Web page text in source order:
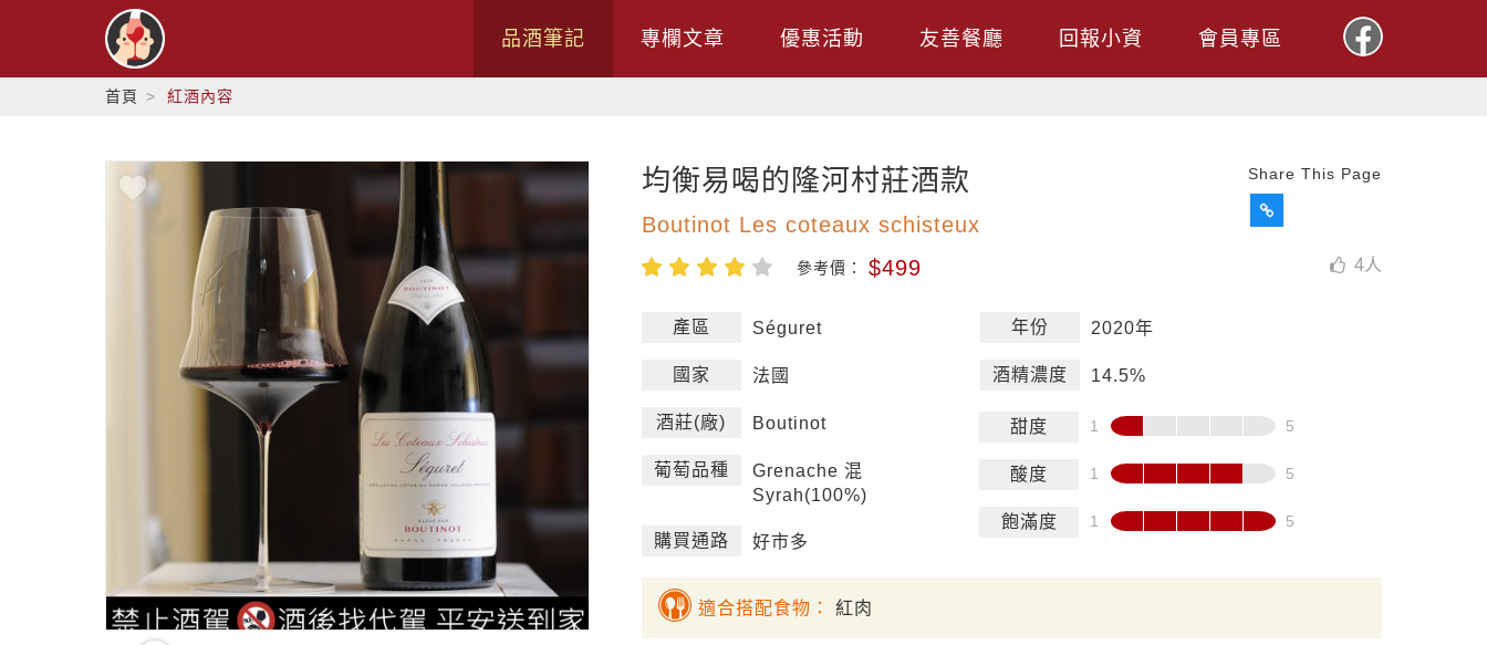
品酒筆記 專欄文章 優惠活動 友善餐廳 回報小資 會員專區
首頁 紅酒內容
Share This Page
4人
均衡易喝的隆河村莊酒款
Boutinot Les coteaux schisteux
參考價： $499
產區 Séguret
國家 法國
酒莊(廠) Boutinot
葡萄品種
Grenache 混
Syrah(100%)
購買通路 好市多
年份 2020年
酒精濃度 14.5%
甜度
酸度
飽滿度
適合搭配食物： 紅肉